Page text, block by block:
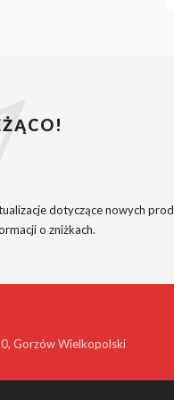
dotyczące nowych
o zniżkach.
Gorzów Wielkopolski